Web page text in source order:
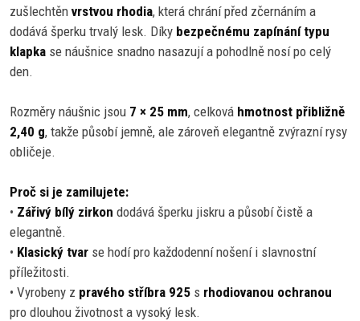
zušlechtěn vrstvou rhodia, která chrání před zčernáním a
dodává šperku trvalý lesk. Díky bezpečnému zapínání typu
klapka se náušnice snadno nasazují a pohodlně nosí po celý
den.
Rozměry náušnic jsou 7 × 25 mm, celková hmotnost přibližně
2,40 g, takže působí jemně, ale zároveň elegantně zvýrazní rysy
obličeje.
Proč si je zamilujete:
• Zářivý bílý zirkon dodává šperku jiskru a působí čistě a
elegantně.
• Klasický tvar se hodí pro každodenní nošení i slavnostní
příležitosti.
• Vyrobeny z pravého stříbra 925 s rhodiovanou ochranou
pro dlouhou životnost a vysoký lesk.